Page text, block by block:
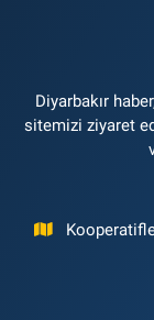
Diyarbakır
sitemizi ziyaret